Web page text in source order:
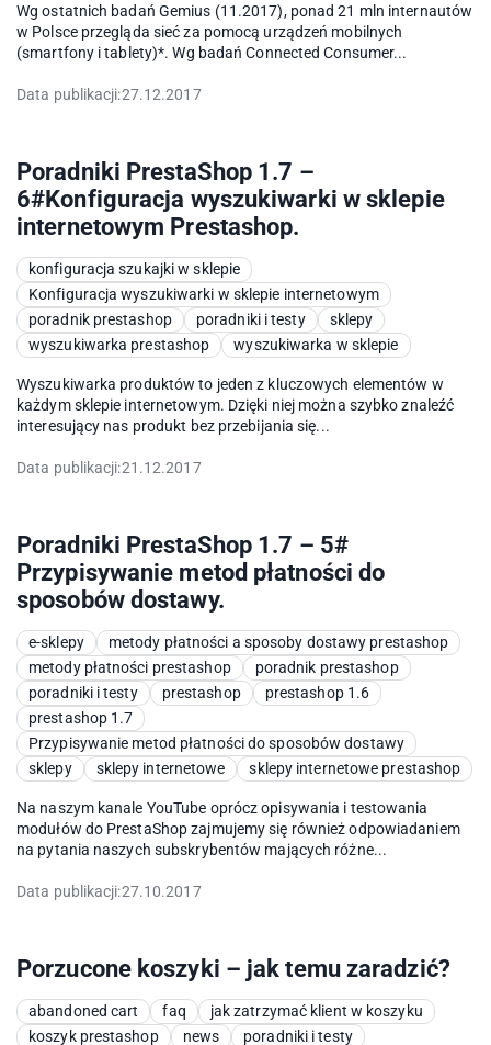
Wg ostatnich badań Gemius (11.2017), ponad 21 mln internautów
w Polsce przegląda sieć za pomocą urządzeń mobilnych
(smartfony i tablety)*. Wg badań Connected Consumer...
Data publikacji:27.12.2017
Poradniki PrestaShop 1.7 –
6#Konfiguracja wyszukiwarki w sklepie
internetowym Prestashop.
konfiguracja szukajki w sklepie
Konfiguracja wyszukiwarki w sklepie internetowym
poradnik prestashop
poradniki i testy
sklepy
wyszukiwarka prestashop
wyszukiwarka w sklepie
Wyszukiwarka produktów to jeden z kluczowych elementów w
każdym sklepie internetowym. Dzięki niej można szybko znaleźć
interesujący nas produkt bez przebijania się...
Data publikacji:21.12.2017
Poradniki PrestaShop 1.7 – 5#
Przypisywanie metod płatności do
sposobów dostawy.
e-sklepy
metody płatności a sposoby dostawy prestashop
metody płatności prestashop
poradnik prestashop
poradniki i testy
prestashop
prestashop 1.6
prestashop 1.7
Przypisywanie metod płatności do sposobów dostawy
sklepy
sklepy internetowe sklepy internetowe prestashop
Na naszym kanale YouTube oprócz opisywania i testowania
modułów do PrestaShop zajmujemy się również odpowiadaniem
na pytania naszych subskrybentów mających różne...
Data publikacji:27.10.2017
Porzucone koszyki – jak temu zaradzić?
abandoned cart faq
jak zatrzymać klient w koszyku
koszyk prestashop
news poradniki i testy